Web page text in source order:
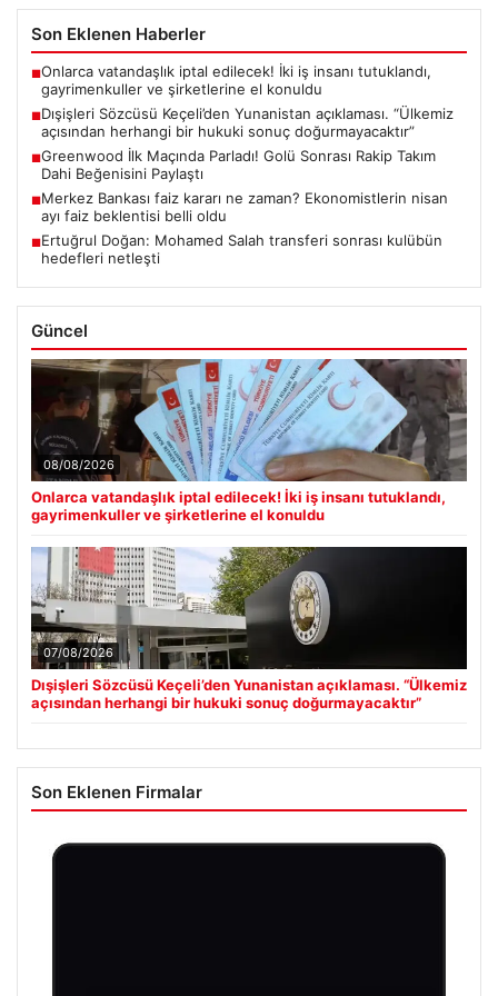
Son Eklenen Haberler
■Onlarca vatandaşlık iptal edilecek! İki iş insanı tutuklandı,
gayrimenkuller ve şirketlerine el konuldu
■Dışişleri Sözcüsü Keçeli’den Yunanistan açıklaması. “Ülkemiz
açısından herhangi bir hukuki sonuç doğurmayacaktır”
■Greenwood İlk Maçında Parladı! Golü Sonrası Rakip Takım
Dahi Beğenisini Paylaştı
■Merkez Bankası faiz kararı ne zaman? Ekonomistlerin nisan
ayı faiz beklentisi belli oldu
■Ertuğrul Doğan: Mohamed Salah transferi sonrası kulübün
hedefleri netleşti
Güncel
08/08/2026
Onlarca vatandaşlık iptal edilecek! İki iş insanı tutuklandı,
gayrimenkuller ve şirketlerine el konuldu
07/08/2026
Dışişleri Sözcüsü Keçeli’den Yunanistan açıklaması. “Ülkemiz
açısından herhangi bir hukuki sonuç doğurmayacaktır”
Son Eklenen Firmalar